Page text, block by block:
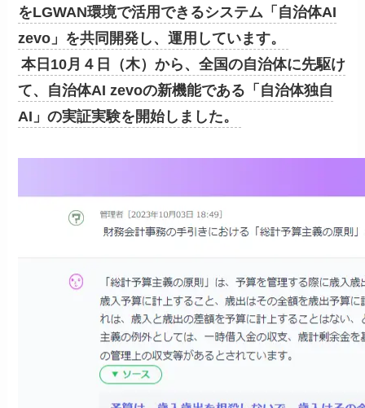
をLGWAN環境で活用できるシステム「自治体AI
zevo」を共同開発し、運用しています。
本日10月４日（木）から、全国の自治体に先駆け
て、自治体AI zevoの新機能である「自治体独自
AI」の実証実験を開始しました。